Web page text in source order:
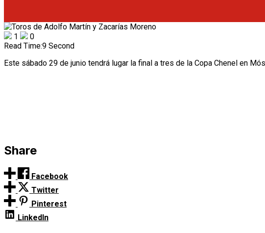
1
0
Read Time:9 Second
Este sábado 29 de junio tendrá lugar la final a tres de la Copa Chenel en
Share
Facebook
Twitter
Pinterest
LinkedIn